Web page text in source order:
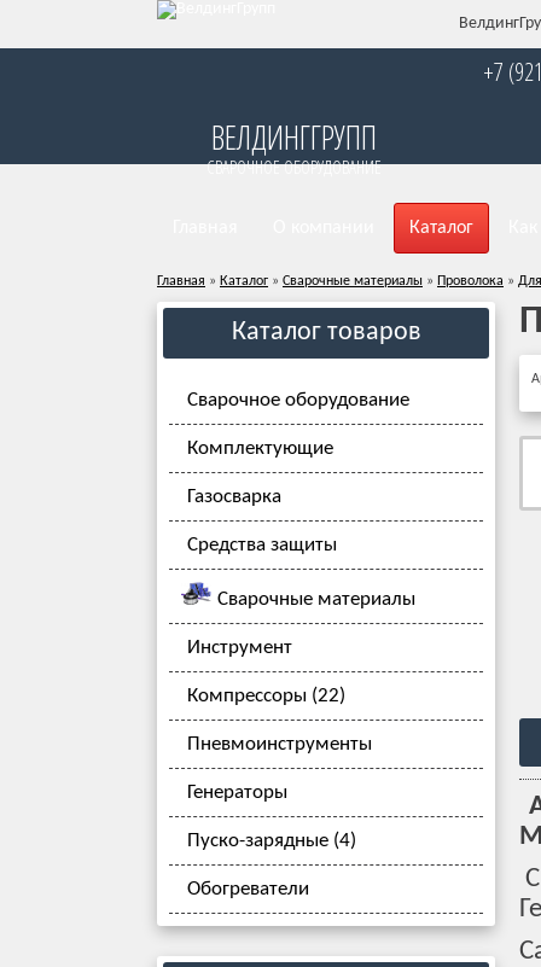
ВЕЛДИНГГРУПП
СВАРОЧНОЕ ОБОРУДОВАНИЕ
+7
Каталог
Главная » Каталог » Сварочные материалы » Проволока »
Каталог товаров
Сварочное оборудование
Комплектующие
Газосварка
Средства защиты
Сварочные материалы
Инструмент
Компрессоры (22)
Пневмоинструменты
Генераторы
Пуско-зарядные (4)
Обогреватели